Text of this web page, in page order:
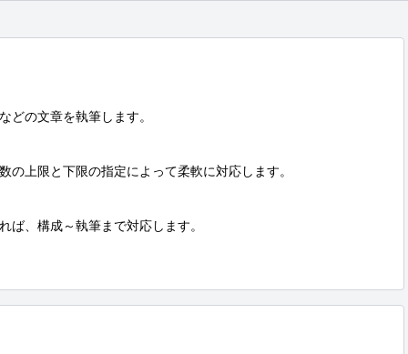
どの文章を執筆します。
の上限と下限の指定によって柔軟に対応します。
ば、構成～執筆まで対応します。